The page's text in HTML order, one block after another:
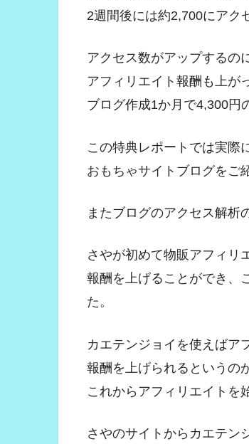
2週間後には約2,700にアク
アクセス数がアップするの
アフィリエイト報酬も上が
ブログ作成1か月で4,300円
この特典レポートでは実際
おもちゃサイトブログをご
またブログのアクセス解析
さやが初めて物販アフィリ
報酬を上げることができ、
た。
カエテンジョイを使えばア
報酬を上げられるというの
これからアフィリエイトを
さやのサイトからカエテン